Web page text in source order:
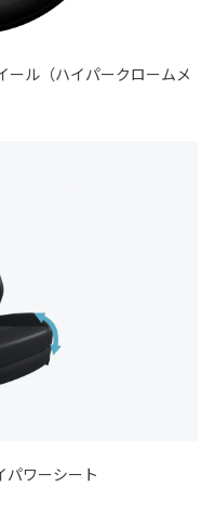
ル（ハイパークロームメ
パワーシート